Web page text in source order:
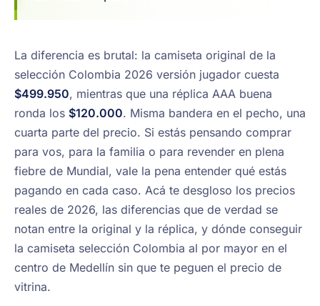
La diferencia es brutal: la camiseta original de la
selección Colombia 2026 versión jugador cuesta
$499.950, mientras que una réplica AAA buena
ronda los $120.000. Misma bandera en el pecho, una
cuarta parte del precio. Si estás pensando comprar
para vos, para la familia o para revender en plena
fiebre de Mundial, vale la pena entender qué estás
pagando en cada caso. Acá te desgloso los precios
reales de 2026, las diferencias que de verdad se
notan entre la original y la réplica, y dónde conseguir
la camiseta selección Colombia al por mayor en el
centro de Medellín sin que te peguen el precio de
vitrina.